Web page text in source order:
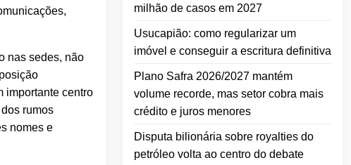
nas sedes, não
importante centro
rumos
nomes e
milhão de casos em 2027
Usucapião: como regularizar um
imóvel e conseguir a escritura definitiva
Plano Safra 2026/2027 mantém
volume recorde, mas setor cobra mais
crédito e juros menores
Disputa bilionária sobre royalties do
petróleo volta ao centro do debate